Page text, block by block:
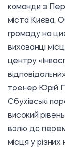
команди з
міста Києва.
громаду на
вихованці
центру
тренер Юрій
Обухівські
високий
волю до
місця у